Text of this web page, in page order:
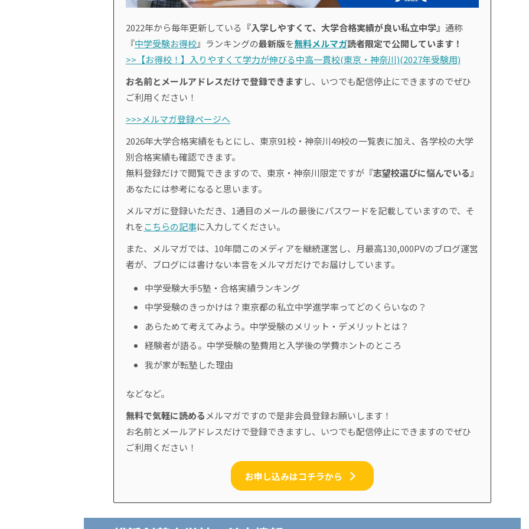
2022年から毎年更新している 『入学しやすくて、大学合格実績が良い私立中学』 通称
『中学受験お得校』ランキングの最新版を無料メルマガ読者限定で公開しています！
>>【お得校！】入りやすくて学力が伸びる中高一貫校(東京・神奈川)(2027年受験用)
お名前とメールアドレスだけで登録できますし、いつでも配信停止にできますのでぜひ
ご利用ください！
>>>メルマガ登録ページへ
2026年大学合格実績をもとにし、東京91校・神奈川49校の一覧表に加え、各学校の大学
別合格実績も確認できます。
無料登録だけで閲覧できますので、東京・神奈川限定ですが『志望校選びに悩んでいる 』
あなたには参考になると思います。
メルマガに登録いただき、1通目のメールの最後にパスワードを記載していますので、そ
れをこちらの記事に入力してください。
また、メルマガでは、10年間このメディアを継続運営し、月最高130,000PVのブログ運営
者が、ブログには書けない本音をメルマガだけでお届けしています。
中学受験大手5塾・合格実績ランキング
中学受験のきっかけは？東京都の私立中学進学率ってどのくらいなの？
あらためて考えてみよう。中学受験のメリット・デメリットとは？
経験者が語る。中学受験の塾費用と入学後の学費ホントのところ
我が家が転塾した理由
などなど。
無料で気軽に読めるメルマガですので是非会員登録お願いします！
お名前とメールアドレスだけで登録できますし、いつでも配信停止にできますのでぜひ
ご利用ください！
お申し込みはコチラから